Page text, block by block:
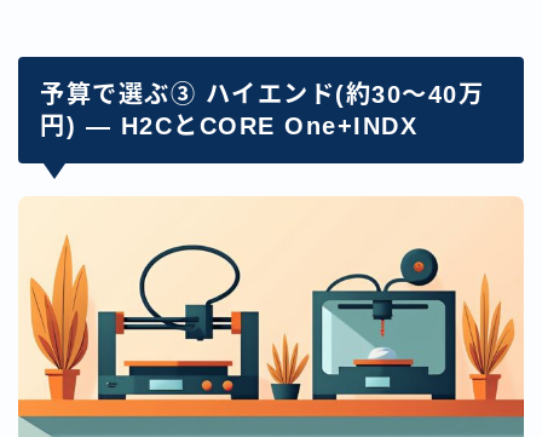
予算で選ぶ③ ハイエンド(約30〜40万
円) — H2CとCORE One+INDX